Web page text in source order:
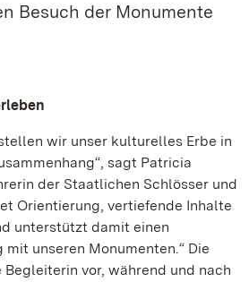
Besuch der Monumente
stellen wir unser kulturelles Erbe in
sagt Patricia
der Staatlichen Schlösser und
Orientierung, vertiefende Inhalte
unterstützt damit einen
unseren Monumenten.“ Die
vor, während und nach